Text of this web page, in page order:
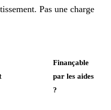
Pas une charge
Finançable
par les aides
?